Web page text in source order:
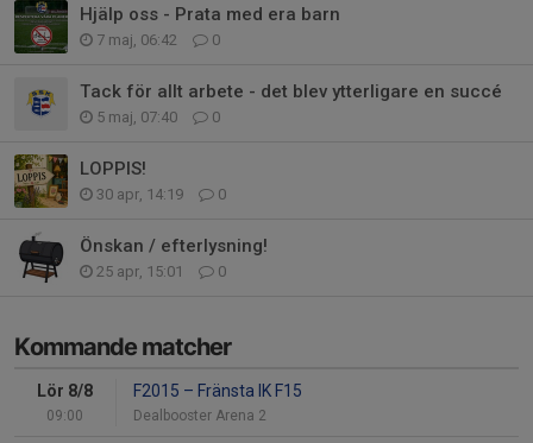
Hjälp oss - Prata med era barn
7 maj, 06:42 0
Tack för allt arbete - det blev ytterligare en succé
5 maj, 07:40 0
LOPPIS!
30 apr, 14:19 0
Önskan / efterlysning!
25 apr, 15:01 0
Kommande matcher
Lör 8/8
09:00
F2015 – Fränsta IK F15
Dealbooster Arena 2